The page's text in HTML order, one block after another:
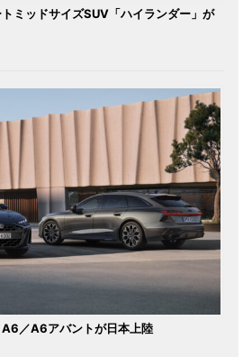
ミッドサイズSUV「ハイランダー」が
／A6アバントが日本上陸